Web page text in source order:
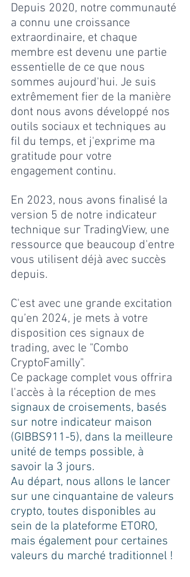
Depuis 2020, notre communauté
a connu une croissance
extraordinaire, et chaque
membre est devenu une partie
essentielle de ce que nous
sommes aujourd'hui. Je suis
extrêmement fier de la manière
dont nous avons développé nos
outils sociaux et techniques au
fil du temps, et j'exprime ma
gratitude pour votre
engagement continu.
En 2023, nous avons finalisé la
version 5 de notre indicateur
technique sur TradingView, une
ressource que beaucoup d'entre
vous utilisent déjà avec succès
depuis.
C'est avec une grande excitation
qu’en 2024, je mets à votre
disposition ces signaux de
trading, avec le "Combo
CryptoFamilly".
Ce package complet vous offrira
l'accès à la réception de mes
signaux de croisements, basés
sur notre indicateur maison
(GIBBS911-5), dans la meilleure
unité de temps possible, à
savoir la 3 jours.
Au départ, nous allons le lancer
sur une cinquantaine de valeurs
crypto, toutes disponibles au
sein de la plateforme ETORO,
mais également pour certaines
valeurs du marché traditionnel !